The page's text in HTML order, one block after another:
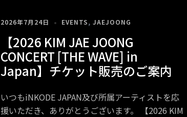
2026年7月24日 EVENTS, JAEJOONG
【2026 KIM JAE JOONG
CONCERT [THE WAVE] in
Japan】チケット販売のご案内
いつもiNKODE JAPAN及び所属アーティストを応
援いただき、ありがとうございます。 【2026 KIM